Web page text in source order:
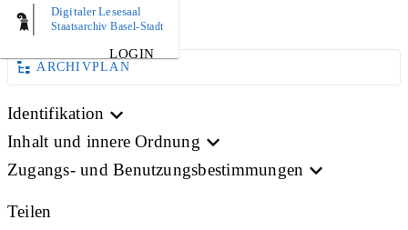
Digitaler Lesesaal
Staatsarchiv Basel-Stadt
LOGIN
AKTE
ARCHIVPLAN
Identifikation
Inhalt und innere Ordnung
Zugangs- und Benutzungsbestimmungen
Teilen